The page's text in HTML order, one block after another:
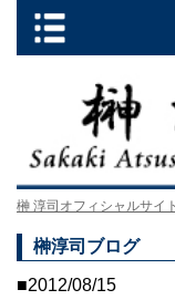
榊 淳司オフィシャルサイト
榊淳司ブログ
■2012/08/15